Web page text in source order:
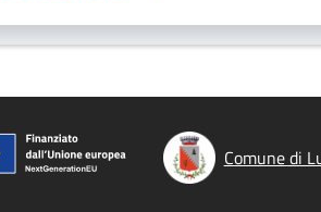
Comune di